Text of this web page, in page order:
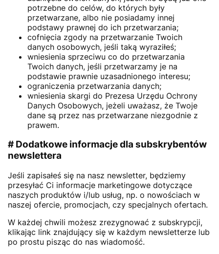
potrzebne do celów, do których były
przetwarzane, albo nie posiadamy innej
podstawy prawnej do ich przetwarzania;
cofnięcia zgody na przetwarzanie Twoich
danych osobowych, jeśli taką wyraziłeś;
wniesienia sprzeciwu co do przetwarzania
Twoich danych, jeśli przetwarzamy je na
podstawie prawnie uzasadnionego interesu;
ograniczenia przetwarzania danych;
wniesienia skargi do Prezesa Urzędu Ochrony
Danych Osobowych, jeżeli uważasz, że Twoje
dane są przez nas przetwarzane niezgodnie z
prawem.
# Dodatkowe informacje dla subskrybentów
newslettera
Jeśli zapisałeś się na nasz newsletter, będziemy
przesyłać Ci informacje marketingowe dotyczące
naszych produktów i/lub usług, np. o nowościach w
naszej ofercie, promocjach, czy specjalnych ofertach.
W każdej chwili możesz zrezygnować z subskrypcji,
klikając link znajdujący się w każdym newsletterze lub
po prostu pisząc do nas wiadomość.